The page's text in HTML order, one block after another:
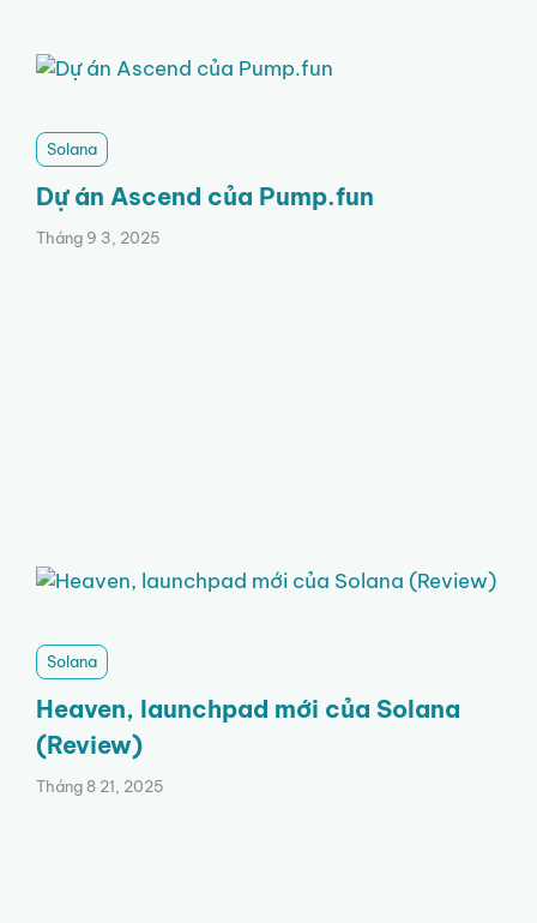
Solana
Dự án Ascend của Pump.fun
Tháng 9 3, 2025
Solana
Heaven, launchpad mới của Solana
(Review)
Tháng 8 21, 2025